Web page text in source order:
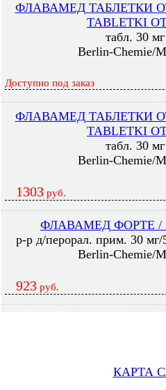
ФЛАВАМЕД ТАБЛЕТКИ
TABLETKI
табл. 30
Berlin-Chemie/
Доступно под заказ
ФЛАВАМЕД ТАБЛЕТКИ
TABLETKI
табл. 30
Berlin-Chemie/
1303 руб.
ФЛАВАМЕД ФОРТЕ /
р-р д/перорал. прим. 30
Berlin-Chemie/
923 руб.
КАРТА